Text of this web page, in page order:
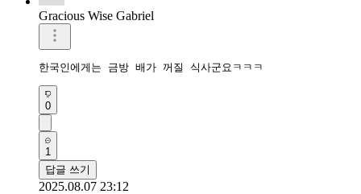
Gracious Wise Gabriel
한국인에게는 금방 배가 꺼질 식사군요ㅋㅋㅋ
0
1
답글 쓰기
2025.08.07 23:12